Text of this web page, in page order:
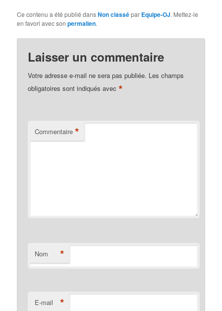
Ce contenu a été publié dansNon classépar Equipe-OJ. Mettez-le
en favori avec sonpermalien.
Laisser un commentaire
Votre adresse e-mail ne sera pas publiée. Les champs
obligatoires sont indiqués avec*
Commentaire *
Nom *
E-mail *